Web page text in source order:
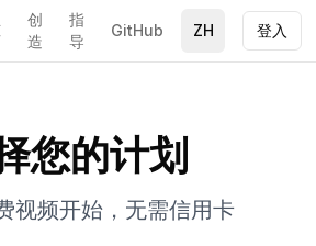
创
造
指
导
GitHub ZH 登入
您的计划
视频开始，无需信用卡